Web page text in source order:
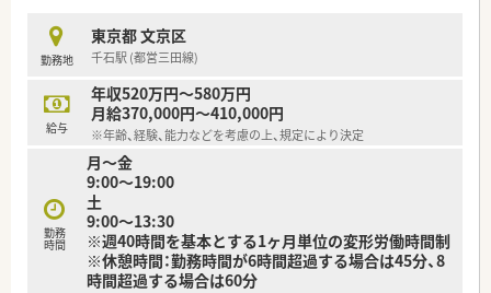
しっかりと給与に反映されるため高いモチベーションを維持で
きます。
■正社員としての採用となりますが、在宅業務の対応は一切ない
ため店舗内での業務に専念したい方にとって理想的な案件で
す。
【職場環境と雰囲気】
■「親切第一」という合言葉を大切にしており、スタッフ全員が
患者様の立場に立った思いやりのある対応を常に心がけていま
す。
■店舗内は清潔感にあふれた明るい空間となっており、最新の医
療設備や豊富な在庫を取り揃え、働きやすさが追求されていま
す。
■少人数体制ならではの結束力の強さがあり、スタッフ間での情
勤務地
東京都 文京区
千石駅 (都営三田線)
給与
年収520万円～580万円
月給370,000円～410,000円
※年齢、経験、能力などを考慮の上、規定により決定
勤務
時間
月～金
9:00～19:00
土
9:00～13:30
※週40時間を基本とする1ヶ月単位の変形労働時間制
※休憩時間：勤務時間が6時間超過する場合は45分、8
時間超過する場合は60分